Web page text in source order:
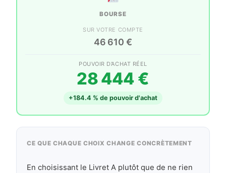
BOURSE
SUR VOTRE COMPTE
46 610 €
POUVOIR D’ACHAT RÉEL
28 444 €
+184.4 % de pouvoir d'achat
CE QUE CHAQUE CHOIX CHANGE CONCRÈTEMENT
En choisissant le Livret A plutôt que de ne rien